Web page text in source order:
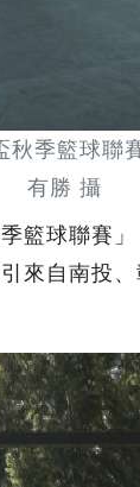
季籃球聯
有勝 攝
籃球聯賽
來自南投